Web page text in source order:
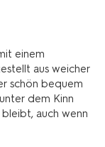
einem
aus weicher
schön bequem
dem Kinn
auch wenn